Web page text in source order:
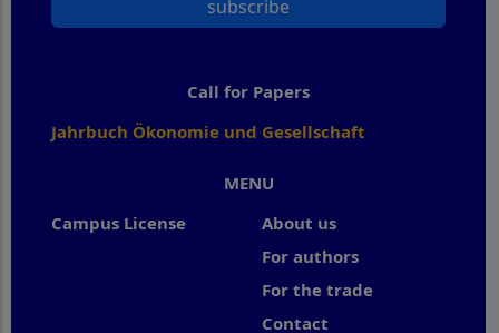
MENU
Campus License
About us
For authors
For the trade
Contact
subscribe
Call for Papers
Jahrbuch Ökonomie und Gesellschaft